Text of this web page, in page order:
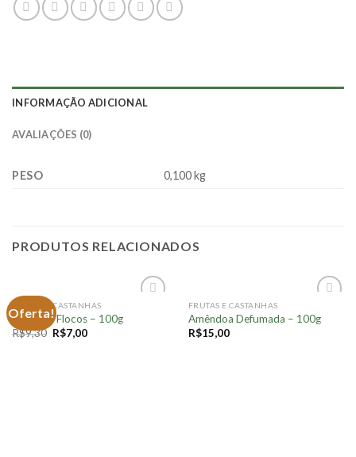
INFORMAÇÃO ADICIONAL
AVALIAÇÕES (0)
PESO 0,100 kg
PRODUTOS RELACIONADOS
Oferta!
FRUTAS E CASTANHAS
Coco em Flocos – 100g
R$9,30 R$7,00
à lista.
FRUTAS E CASTANHAS
Amêndoa Defumada – 100g
R$15,00